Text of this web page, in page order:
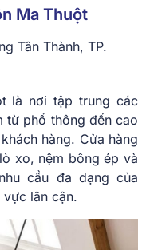
Ma Thuột
Tân Thành, TP.
là nơi tập trung các
từ phổ thông đến cao
hàng. Cửa hàng
xo, nệm bông ép và
cầu đa dạng của
lân cận.